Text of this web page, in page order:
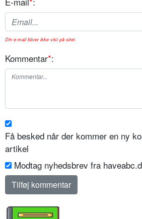
Din e-mail bliver ikke vist på sitet.
Kommentar*:
Få besked når der kommer en ny
artikel
Modtag nyhedsbrev fra